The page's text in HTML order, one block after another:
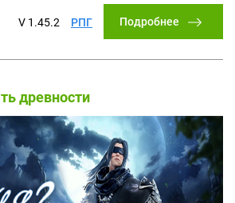
V 1.45.2 РПГ Подробнее
древности